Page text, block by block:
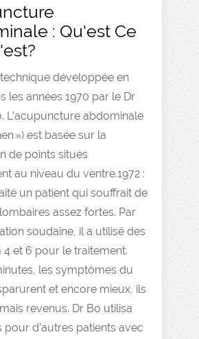
: Qu'est Ce
technique développée en
les années 1970 par le Dr
L’acupuncture abdominale
») est basée sur la
de points situés
au niveau du ventre.1972 :
un patient qui souffrait de
assez fortes. Par
soudaine, il a utilisé des
4 et 6 pour le traitement.
les symptômes du
et encore mieux, ils
revenus. Dr Bo utilisa
pour d’autres patients avec